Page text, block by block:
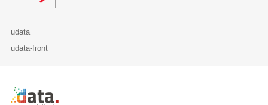
udata
udata-front
Retour à l'accueil de data.public.lu